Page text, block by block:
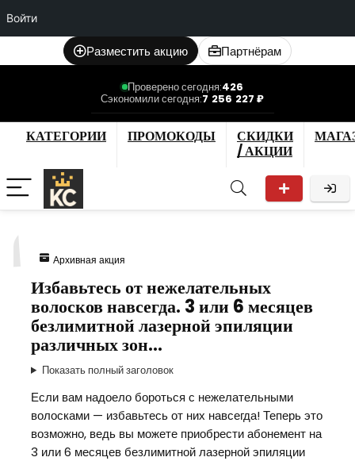
Войти
Разместить акцию Партнёрам
Проверено сегодня:426
Сэкономили сегодня:7 256 227 ₽
КАТЕГОРИИ ПРОМОКОДЫ
СКИДКИ
/ АКЦИИ
Архивная акция
Избавьтесь от нежелательных
волосков навсегда. 3 или 6 месяцев
безлимитной лазерной эпиляции
различных зон…
Показать полный заголовок
Если вам надоело бороться с нежелательными
волосками — избавьтесь от них навсегда! Теперь это
возможно, ведь вы можете приобрести абонемент на
3 или 6 месяцев безлимитной лазерной эпиляции